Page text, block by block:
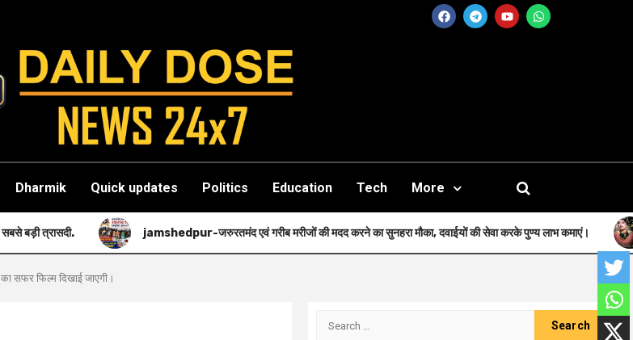
Dharmik Quick updates Politics Education Tech More
jamshedpur-जरुरतमंद एवं गरीब मरीजों की मदद करने का सुनहरा मौका, दवाईयों की सेवा करके पुण्य लाभ कमाएं। Faith-जन्म से
का सफर फिल्म दिखाई जाएगी।